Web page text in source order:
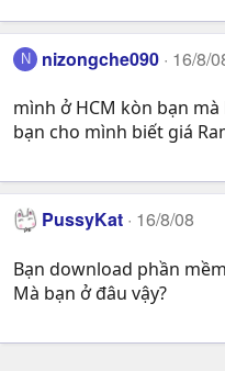
N nizongche090 16/8/
mình ở HCM kòn bạn
bạn cho mình biết giá
PussyKat 16/8/08
Bạn download phần
Mà bạn ở đâu vậy?